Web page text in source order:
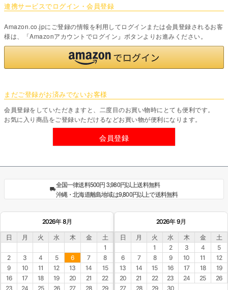
連携サービスでログイン・会員登録
Amazon.co.jpにご登録の情報を利用してログインまたは会員登録されるお客
様は、「Amazonアカウントでログイン」ボタンよりお進みください。
まだご登録がお済みでないお客様
会員登録をしていただきますと、二度目のお買い物時にとても便利です。
お気に入り商品をご登録いただけるなどお買い物が便利になります。
会員登録
全国一律送料500円 3,980円以上送料無料
沖縄・北海道離島地域は9,800円以上で送料無料
2026年 8月
日 月 火 水 木 金
土
1
2
3 4 5 6 7
8
9
10 11 12 13 14
15
16
17 18 19 20 21
22
23
24 25 26 27 28 29
2026年 9月
日 月 火 水 木 金
土
1
2 3 4
5
6
7 8 9 10 11
12
13
14 15 16 17 18
19
20
21 22 23 24 25
26
27
28 29 30